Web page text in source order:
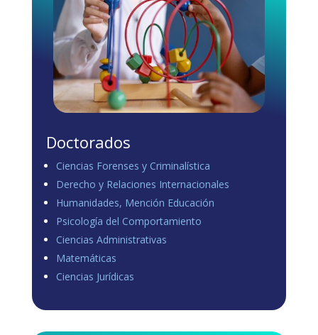
Load more
Doctorados
Ciencias Forenses y Criminalística
Derecho y Relaciones Internacionales
Humanidades, Mención Educación
Psicología del Comportamiento
Ciencias Administrativas
Matemáticas
Ciencias Jurídicas